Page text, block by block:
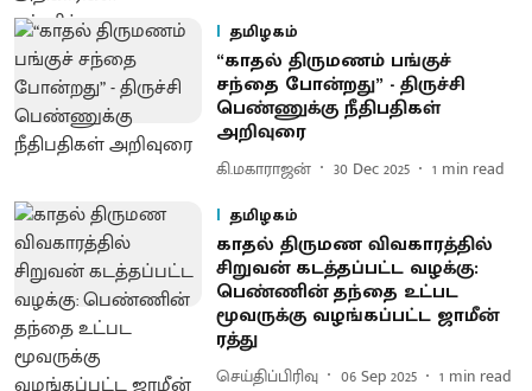
தமிழகம்
“காதல் திருமணம் பங்குச்
சந்தை போன்றது” - திருச்சி
பெண்ணுக்கு நீதிபதிகள்
அறிவுரை
கி.மகாராஜன் 30 Dec 2025 1 min read
தமிழகம்
காதல் திருமண விவகாரத்தில்
சிறுவன் கடத்தப்பட்ட வழக்கு:
பெண்ணின் தந்தை உட்பட
மூவருக்கு வழங்கப்பட்ட ஜாமீன்
ரத்து
செய்திப்பிரிவு 06 Sep 2025 1 min read